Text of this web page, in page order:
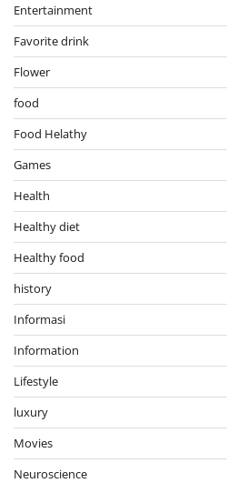
Entertainment
Favorite drink
Flower
food
Food Helathy
Games
Health
Healthy diet
Healthy food
history
Informasi
Information
Lifestyle
luxury
Movies
Neuroscience